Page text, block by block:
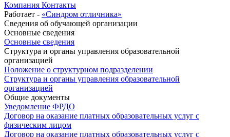
Компания Контакты
Работает - «Синдром отличника»
Сведения об обучающей организации
Основные сведения
Основные сведения
Структура и органы управления образовательной
организацией
Положение о структурном подразделении
Структура и органы управления образовательной
организацией
Общие документы
Уведомление ФРДО
Договор на оказание платных образовательных услуг с
физическим лицом
Договор на оказание платных образовательных услуг с